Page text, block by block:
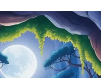
Erzählung über den
Thabo und die
"eine klitzekleine Gute-
die beweist, dass
Herzen liegt. Erleben Sie